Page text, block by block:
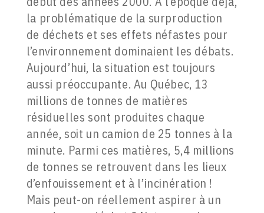
la problématique de la surproduction
de déchets et ses effets néfastes pour
l’environnement dominaient les débats.
Aujourd’hui, la situation est toujours
aussi préoccupante. Au Québec, 13
millions de tonnes de matières
résiduelles sont produites chaque
année, soit un camion de 25 tonnes à la
minute. Parmi ces matières, 5,4 millions
de tonnes se retrouvent dans les lieux
d’enfouissement et à l’incinération !
Mais peut-on réellement aspirer à un